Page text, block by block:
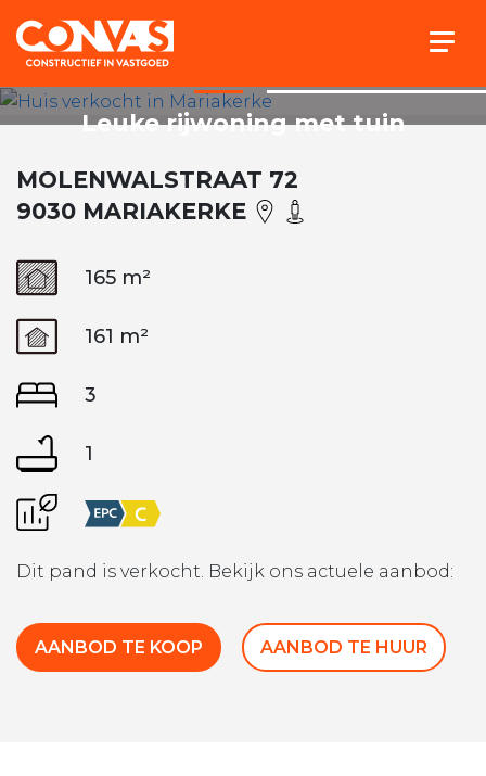
MOLENWALSTRAAT 72
9030 MARIAKERKE
165 m²
161 m²
3
1
Dit pand is verkocht. Bekijk ons actuele aanbod:
AANBOD TE KOOP AANBOD TE HUUR
Leuke rijwoning met tuin